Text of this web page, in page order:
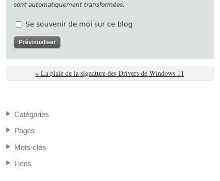
sont automatiquement transformées.
Se souvenir de moi sur ce blog
« La plaie de la signature des Drivers de Windows 11
Catégories
Pages
Mots-clés
Liens